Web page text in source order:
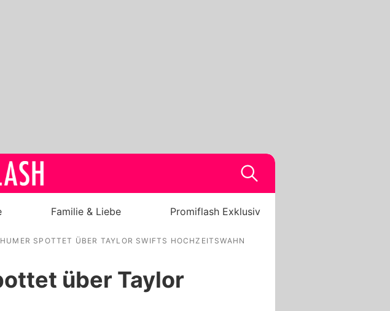
Familie & Liebe Promiflash Exklusiv
SPOTTET ÜBER TAYLOR SWIFTS HOCHZEITSWAHN
über Taylor